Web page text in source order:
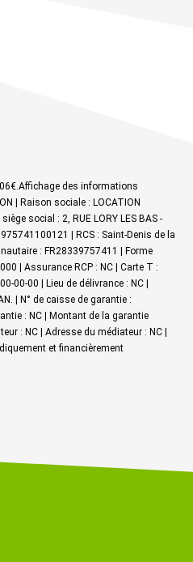
Affichage des informations
| Raison sociale : LOCATION
social : 2, RUE LORY LES BAS -
| RCS : Saint-Denis de la
: FR28339757411 | Forme
| Assurance RCP : NC | Carte T :
00-00 | Lieu de délivrance : NC |
| N° de caisse de garantie :
: NC | Montant de la garantie
: NC | Adresse du médiateur : NC |
et financièrement